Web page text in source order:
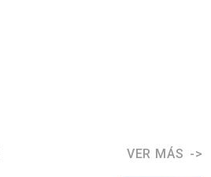
VER MÁS